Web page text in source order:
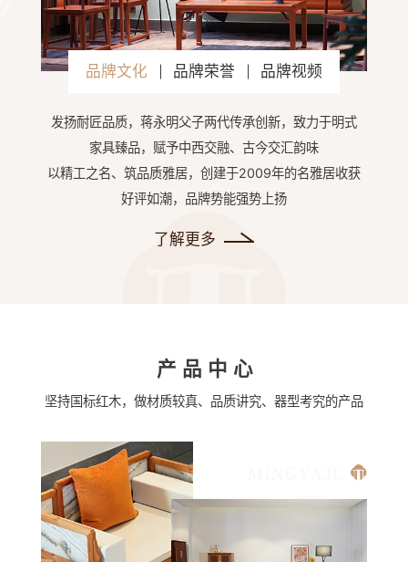
品牌文化 品牌荣誉 品牌视频
发扬耐匠品质，蒋永明父子两代传承创新，致力于明式
家具臻品，赋予中西交融、古今交汇韵味
以精工之名、筑品质雅居，创建于2009年的名雅居收获
好评如潮，品牌势能强势上扬
了解更多
产品中心
坚持国标红木，做材质较真、品质讲究、器型考究的产品